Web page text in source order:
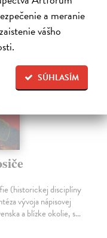
a meranie
vášho
SÚHLASÍM
na sklade
(historickej disciplíny
vývoja nápisovej
a blízke okolie, s…